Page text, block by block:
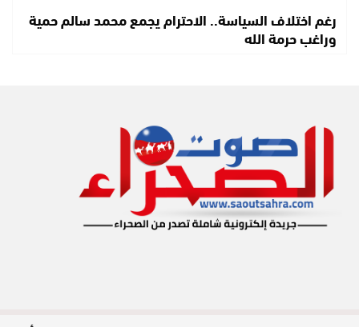
رغم اختلاف السياسة.. الاحترام يجمع محمد سالم حمية
وراغب حرمة الله